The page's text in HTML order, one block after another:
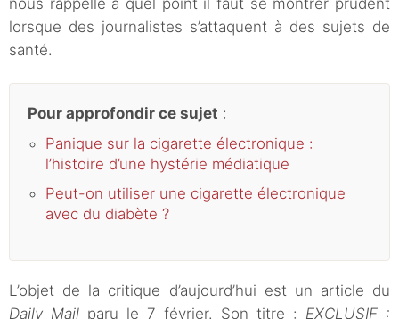
nous rappelle à quel point il faut se montrer prudent
lorsque des journalistes s’attaquent à des sujets de
santé.
Pour approfondir ce sujet :
Panique sur la cigarette électronique :
l’histoire d’une hystérie médiatique
Peut-on utiliser une cigarette électronique
avec du diabète ?
L’objet de la critique d’aujourd’hui est un article du
Daily Mail paru le 7 février. Son titre : EXCLUSIF :